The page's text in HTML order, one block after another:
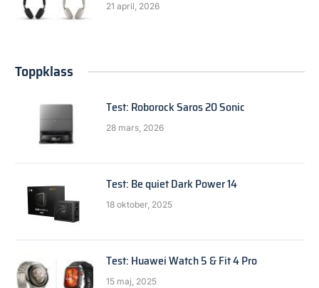
21 april, 2026
Toppklass
Test: Roborock Saros 20 Sonic
28 mars, 2026
Test: Be quiet Dark Power 14
18 oktober, 2025
Test: Huawei Watch 5 & Fit 4 Pro
15 maj, 2025